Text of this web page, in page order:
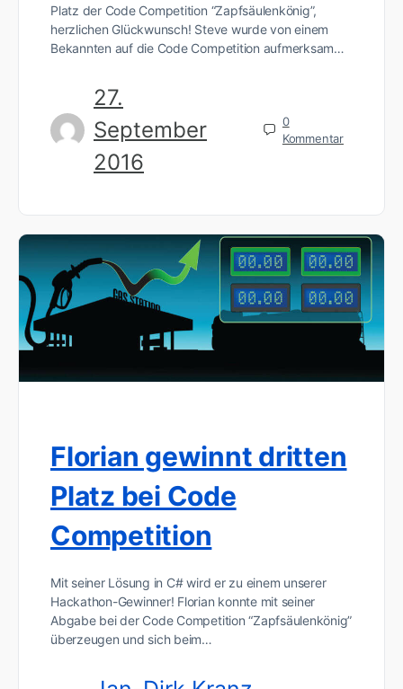
Platz der Code Competition “Zapfsäulenkönig”,
herzlichen Glückwunsch! Steve wurde von einem
Bekannten auf die Code Competition aufmerksam…
27.
September
2016
0
Kommentar
Florian gewinnt dritten
Platz bei Code
Competition
Mit seiner Lösung in C# wird er zu einem unserer
Hackathon-Gewinner! Florian konnte mit seiner
Abgabe bei der Code Competition “Zapfsäulenkönig”
überzeugen und sich beim…